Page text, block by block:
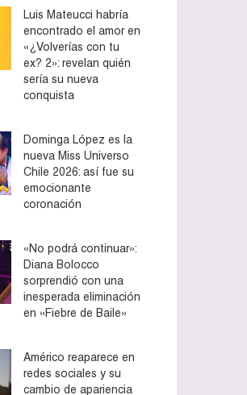
Luis Mateucci habría
encontrado el amor en
«¿Volverías con tu
ex? 2»: revelan quién
sería su nueva
conquista
Dominga López es la
nueva Miss Universo
Chile 2026: así fue su
emocionante
coronación
«No podrá continuar»:
Diana Bolocco
sorprendió con una
inesperada eliminación
en «Fiebre de Baile»
Américo reaparece en
redes sociales y su
cambio de apariencia